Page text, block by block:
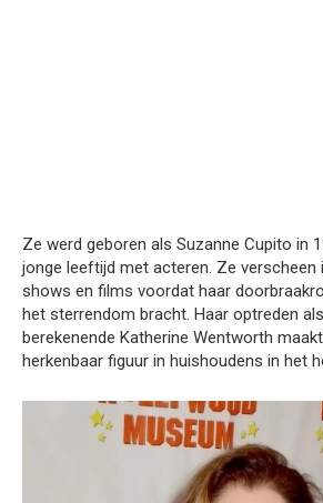
Ze werd geboren als Suzanne Cupito in
jonge leeftijd met acteren. Ze verscheen
shows en films voordat haar
het sterrendom bracht. Haar optreden
berekenende Katherine Wentworth
herkenbaar figuur in huishoudens in het